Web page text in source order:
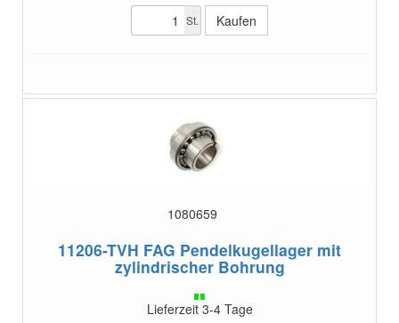
St.
1080659
11206-TVH FAG Pendelkugellager mit
zylindrischer Bohrung
Lieferzeit 3-4 Tage